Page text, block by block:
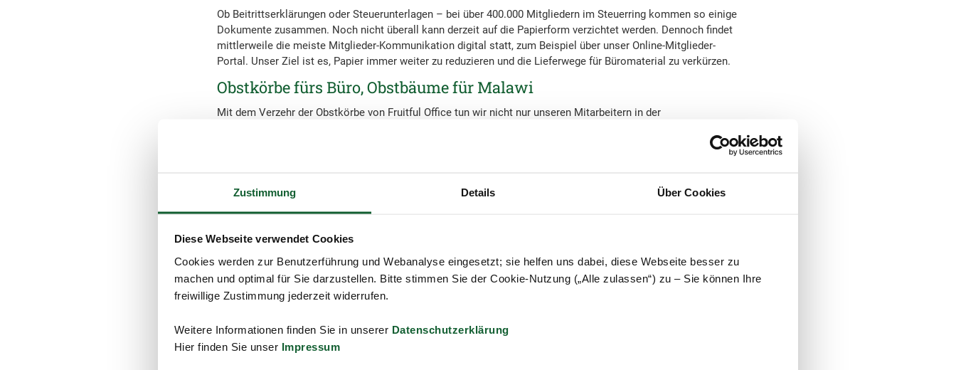
Zustimmung Details Über Cookies
Diese Webseite verwendet Cookies
Cookies werden zur Benutzerführung und Webanalyse eingesetzt; sie helfen uns dabei, diese Webseite besser zu
machen und optimal für Sie darzustellen. Bitte stimmen Sie der Cookie-Nutzung („Alle zulassen“) zu – Sie können Ihre
freiwillige Zustimmung jederzeit widerrufen.
Weitere Informationen finden Sie in unserer Datenschutzerklärung
Hier finden Sie unser Impressum
Ob Beitrittserklärungen oder Steuerunterlagen – bei über 400.000 Mitgliedern im Steuerring kommen so einige
Dokumente zusammen. Noch nicht überall kann derzeit auf die Papierform verzichtet werden. Dennoch findet
mittlerweile die meiste Mitglieder-Kommunikation digital statt, zum Beispiel über unser Online-Mitglieder-
Portal. Unser Ziel ist es, Papier immer weiter zu reduzieren und die Lieferwege für Büromaterial zu verkürzen.
Obstkörbe fürs Büro, Obstbäume für Malawi
Mit dem Verzehr der Obstkörbe von Fruitful Office tun wir nicht nur unseren Mitarbeitern in der
, deren Ziel es ist,
erhalten nicht nur den Samen für die Pflanzen, sondern werden auch während des Wachstumsprozesses
Unterstützung der Aktion Kinderschutz e. V.
Seit 2005 unterstützt der Steuerring die Aktion Kinderschutz e. V., die sich mit präventiven Maßnahmen gegen
den sexuellen Missbrauch von Kindern einsetzt. Darüber hinaus betreut die Organisation verschiedene andere
Projekte und bietet beispielsweise Erste-Hilfe-Kurse für Kinder an.
Hinweis: